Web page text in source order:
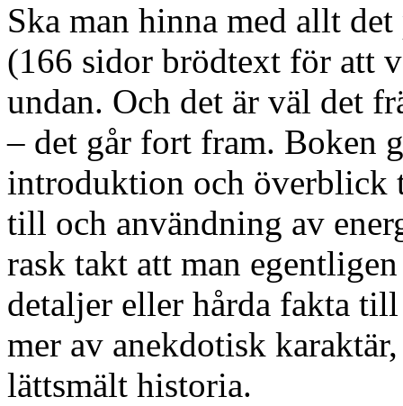
Ska man hinna med allt
(166 sidor brödtext för att
undan. Och det är väl det
– det går fort fram. Boken
introduktion och överblick
till och användning av
rask takt att man
detaljer eller hårda fakta
mer av anekdotisk
lättsmält historia.